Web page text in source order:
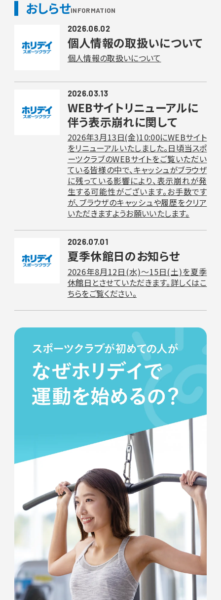
おしらせINFORMATION
2026.06.02
個人情報の取扱いについて
個人情報の取扱いについて
2026.03.13
WEBサイトリニューアルに
伴う表示崩れに関して
2026年3月13日(金)10:00にWEBサイト
をリニューアルいたしました。日頃当スポ
ーツクラブのWEBサイトをご覧いただい
ている皆様の中で、キャッシュがブラウザ
に残っている影響により、表示崩れが発
生する可能性がございます。お手数です
が、ブラウザのキャッシュや履歴をクリア
いただきますようお願いいたします。
2026.07.01
夏季休館日のお知らせ
2026年8月12日(水)〜15日(土)を夏季
休館日とさせていただきます。詳しくはこ
ちらをご覧ください。